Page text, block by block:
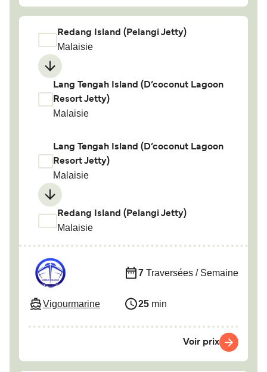
Redang Island (Pelangi Jetty)
Malaisie
Lang Tengah Island (D’coconut Lagoon
Resort Jetty)
Malaisie
Lang Tengah Island (D’coconut Lagoon
Resort Jetty)
Malaisie
Redang Island (Pelangi Jetty)
Malaisie
Vigourmarine
7 Traversées / Semaine
25 min
Voir prix